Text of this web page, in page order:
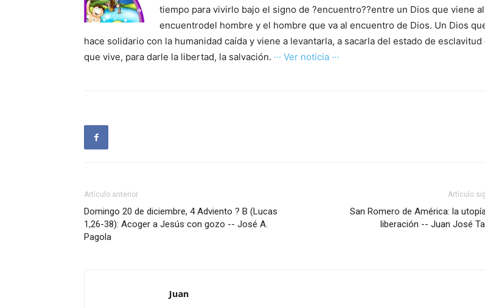
tiempo para vivirlo bajo el signo de ?encuentro??entre un Dios que viene al
encuentrodel hombre y el hombre que va al encuentro de Dios. Un Dios
hace solidario con la humanidad caída y viene a levantarla, a sacarla del estado de esclavitud
que vive, para darle la libertad, la salvación. ··· Ver noticia ···
Artículo anterior
Domingo 20 de diciembre, 4 Adviento ? B (Lucas
1,26-38): Acoger a Jesús con gozo -- José A.
Pagola
Artículo
San Romero de América: la
liberación -- Juan José
Juan